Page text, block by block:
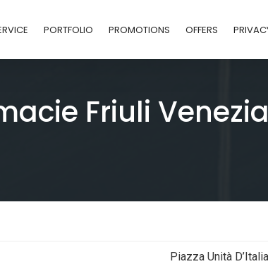
PORTFOLIO PROMOTIONS OFFERS
Friuli
Piazza Unità